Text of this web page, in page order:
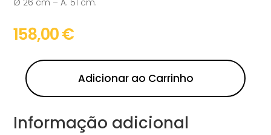
Ø 26 cm – A. 51 cm.
158,00€
Adicionar ao Carrinho
Informação adicional